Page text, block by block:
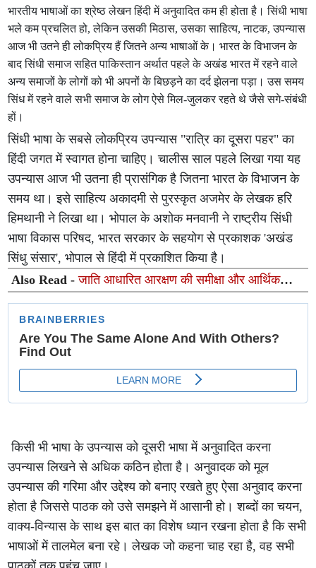
भारतीय भाषाओं का श्रेष्ठ लेखन हिंदी में अनुवादित कम ही होता है। सिंधी भाषा
भले कम प्रचलित हो, लेकिन उसकी मिठास, उसका साहित्य, नाटक, उपन्यास
आज भी उतने ही लोकप्रिय हैं जितने अन्य भाषाओं के। भारत के विभाजन के
बाद सिंधी समाज सहित पाकिस्तान अर्थात पहले के अखंड भारत में रहने वाले
अन्य समाजों के लोगों को भी अपनों के बिछड़ने का दर्द झेलना पड़ा। उस समय
सिंध में रहने वाले सभी समाज के लोग ऐसे मिल-जुलकर रहते थे जैसे सगे-संबंधी
हों।
सिंधी भाषा के सबसे लोकप्रिय उपन्यास "रात्रि का दूसरा पहर" का
हिंदी जगत में स्वागत होना चाहिए। चालीस साल पहले लिखा गया यह
उपन्यास आज भी उतना ही प्रासंगिक है जितना भारत के विभाजन के
समय था। इसे साहित्य अकादमी से पुरस्कृत अजमेर के लेखक हरि
हिमथानी ने लिखा था। भोपाल के अशोक मनवानी ने राष्ट्रीय सिंधी
भाषा विकास परिषद, भारत सरकार के सहयोग से प्रकाशक 'अखंड
सिंधु संसार', भोपाल से हिंदी में प्रकाशित किया है।
Also Read -जाति आधारित आरक्षण की समीक्षा और आर्थिक
आधार पर सहायता की मांग, भारतीय जन मोर्चा पार्टी ने राष्ट्रपति को
किसी भी भाषा के उपन्यास को दूसरी भाषा में अनुवादित करना
उपन्यास लिखने से अधिक कठिन होता है। अनुवादक को मूल
उपन्यास की गरिमा और उद्देश्य को बनाए रखते हुए ऐसा अनुवाद करना
होता है जिससे पाठक को उसे समझने में आसानी हो। शब्दों का चयन,
वाक्य-विन्यास के साथ इस बात का विशेष ध्यान रखना होता है कि सभी
भाषाओं में तालमेल बना रहे। लेखक जो कहना चाह रहा है, वह सभी